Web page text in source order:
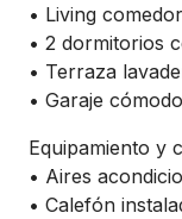
• Living
• 2 dormitorios
• Terraza
• Garaje
Equipamiento y
• Aires
• Calefón